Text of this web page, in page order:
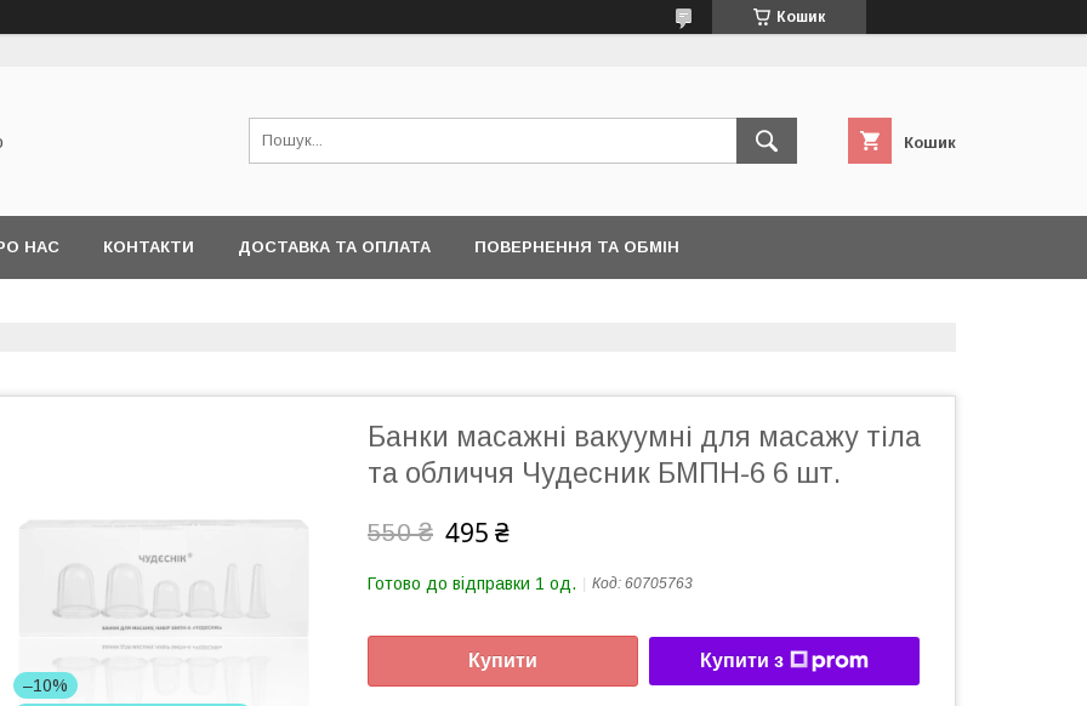
Кошик
Кошик
НАС КОНТАКТИ ДОСТАВКА ТА ОПЛАТА ПОВЕРНЕННЯ ТА ОБМІН
–10%
Банки масажні вакуумні для масажу тіла
та обличчя Чудесник БМПН-6 6 шт.
550 ₴ 495 ₴
Готово до відправки 1 од. Код: 60705763
Купити Купити з